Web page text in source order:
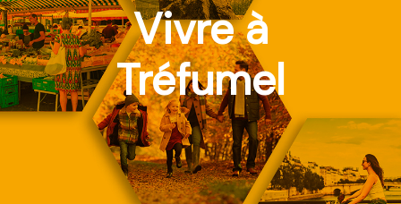
Vivre à
Tréfumel